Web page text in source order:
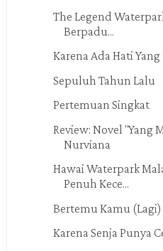
The Legend
Berpadu...
Karena Ada Hati Yang
Sepuluh Tahun Lalu
Pertemuan Singkat
Review: Novel "Yang
Nurviana
Hawai Waterpark
Penuh Kece...
Bertemu Kamu (Lagi)
Karena Senja Punya